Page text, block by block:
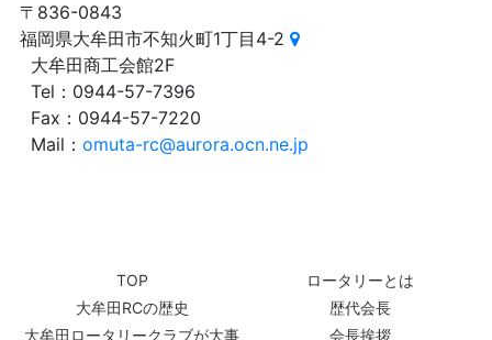
〒836-0843
福岡県大牟田市不知火町1丁目4-2
大牟田商工会館2F
Tel：0944-57-7396
Fax：0944-57-7220
Mail：omuta-rc@aurora.ocn.ne.jp
TOP
ロータリーとは
大牟田RCの歴史
歴代会長
大牟田ロータリークラブが大事
会長挨拶